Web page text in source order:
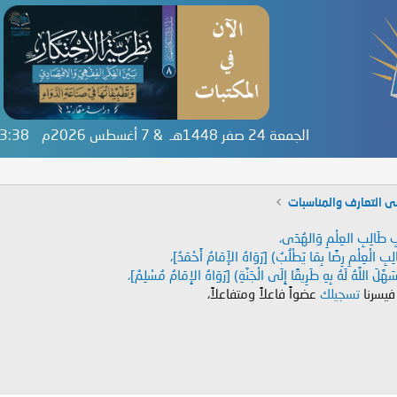
الجمعة 24 صفر 1448هـ & 7 أغسطس 2026م
التعارف والمناسبات
طَالِبِ العِلْمِ وَالهُدَى،
الْعِلْمِ رِضًا بِمَا يَطْلُبُ) [رَوَاهُ الإَمَامُ أَحْمَدُ]،
اللَّهُ لَهُ بِهِ طَرِيقًا إِلَى الْجَنَّةِ) [رَوَاهُ الإِمَامُ مُسْلِمٌ]،
تسجيلك عضواً فاعلاً ومتفاعلاً،